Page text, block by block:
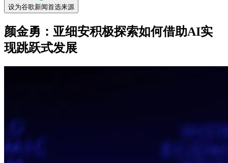
设为谷歌新闻首选来源
颜金勇：亚细安积极探索如何借助AI实
现跳跃式发展